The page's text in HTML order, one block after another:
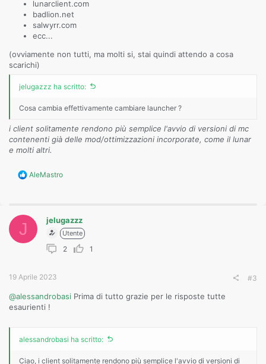
lunarclient.com
badlion.net
salwyrr.com
ecc...
(ovviamente non tutti, ma molti si, stai quindi attendo a cosa
scarichi)
jelugazzz ha scritto:
Cosa cambia effettivamente cambiare launcher ?
i client solitamente rendono più semplice l'avvio di versioni di mc
contenenti già delle mod/ottimizzazioni incorporate, come il lunar
e molti altri.
R
n
AleMastro
J jelugazzz
Utente
2 1
19 Aprile 2023 #3
@alessandrobasi Prima di tutto grazie per le risposte tutte
esaurienti !
alessandrobasi ha scritto:
Ciao, i client solitamente rendono più semplice l'avvio di versioni di